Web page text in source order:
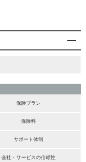
保険プラン
保険料
サポート体制
会社・サービスの信頼性